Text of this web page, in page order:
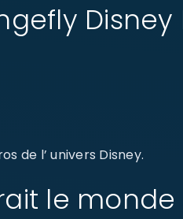
Disney
de l’ univers Disney.
le